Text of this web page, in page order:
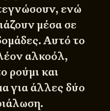
ενώ
μέσα σε
Αυτό το
αλκοόλ,
ρούμι και
για άλλες δύο